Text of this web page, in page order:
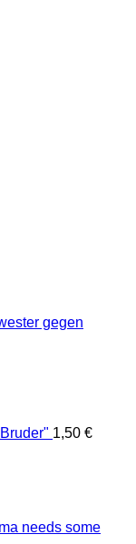
gegen
1,50 €
needs some